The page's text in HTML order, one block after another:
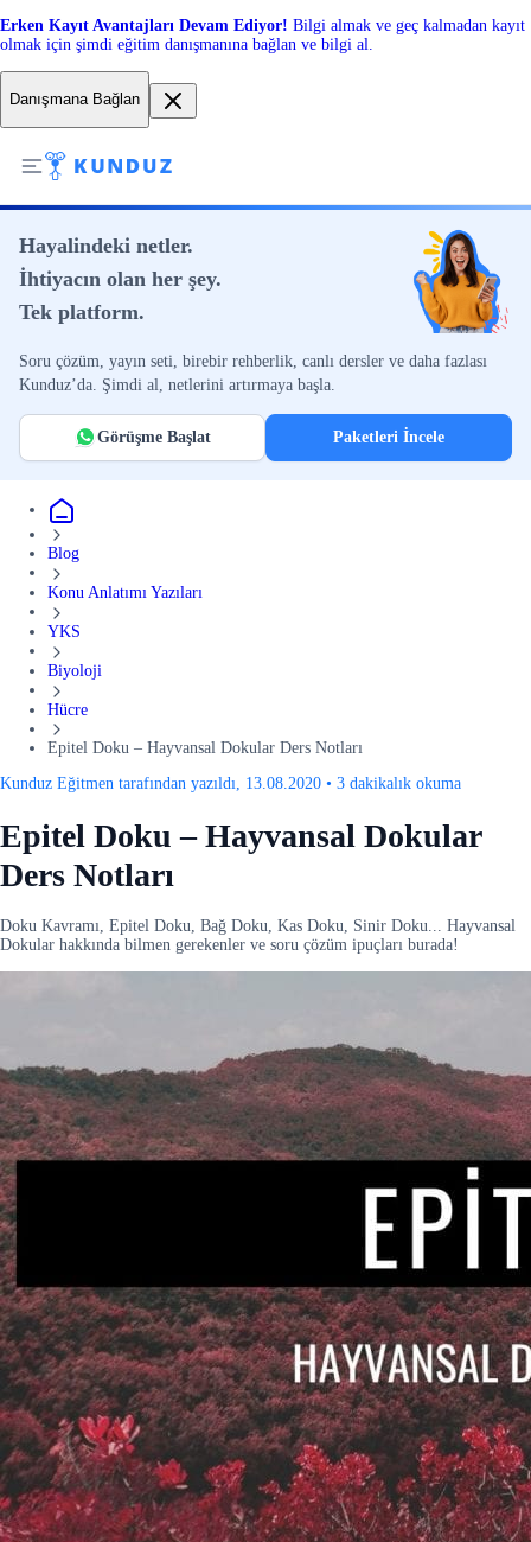
Erken Kayıt Avantajları Devam Ediyor! Bilgi almak ve geç kalmadan kayıt
olmak için şimdi eğitim danışmanına bağlan ve bilgi al.
Danışmana Bağlan
Hayalindeki netler.
İhtiyacın olan her şey.
Tek platform.
Soru çözüm, yayın seti, birebir rehberlik, canlı dersler ve daha fazlası
Kunduz’da. Şimdi al, netlerini artırmaya başla.
Görüşme Başlat Paketleri İncele
Blog
Konu Anlatımı Yazıları
YKS
Biyoloji
Hücre
Epitel Doku – Hayvansal Dokular Ders Notları
Kunduz Eğitmen tarafından yazıldı, 13.08.2020 • 3 dakikalık okuma
Epitel Doku – Hayvansal Dokular
Ders Notları
Doku Kavramı, Epitel Doku, Bağ Doku, Kas Doku, Sinir Doku... Hayvansal
Dokular hakkında bilmen gerekenler ve soru çözüm ipuçları burada!